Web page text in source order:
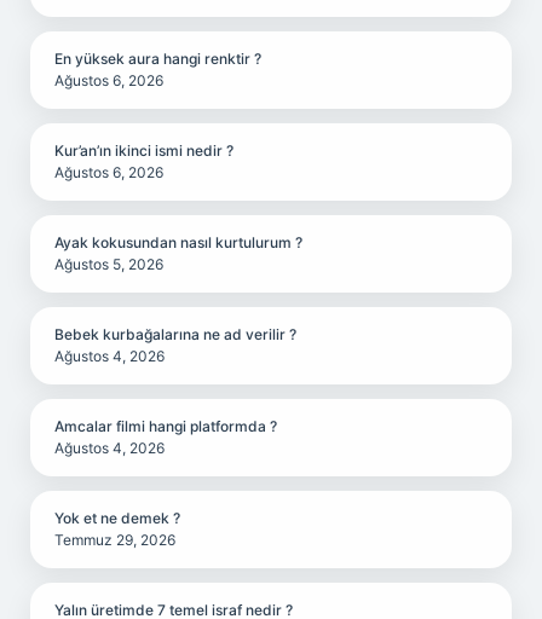
En yüksek aura hangi renktir ?
Ağustos 6, 2026
Kur’an’ın ikinci ismi nedir ?
Ağustos 6, 2026
Ayak kokusundan nasıl kurtulurum ?
Ağustos 5, 2026
Bebek kurbağalarına ne ad verilir ?
Ağustos 4, 2026
Amcalar filmi hangi platformda ?
Ağustos 4, 2026
Yok et ne demek ?
Temmuz 29, 2026
Yalın üretimde 7 temel israf nedir ?